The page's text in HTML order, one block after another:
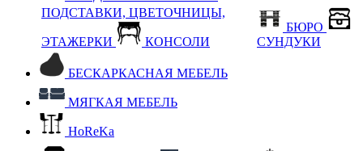
ПОДСТАВКИ, ЦВЕТОЧНИЦЫ,
ЭТАЖЕРКИ КОНСОЛИ
БЮРО
СУНДУКИ
БЕСКАРКАСНАЯ МЕБЕЛЬ
МЯГКАЯ МЕБЕЛЬ
HoReKa